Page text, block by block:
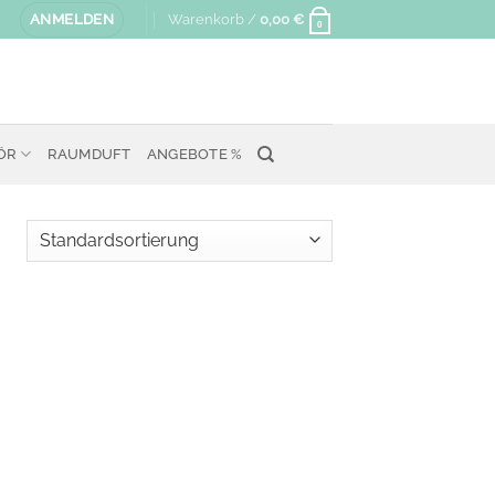
ANMELDEN Warenkorb / 0,00 € 0
RAUMDUFT ANGEBOTE %